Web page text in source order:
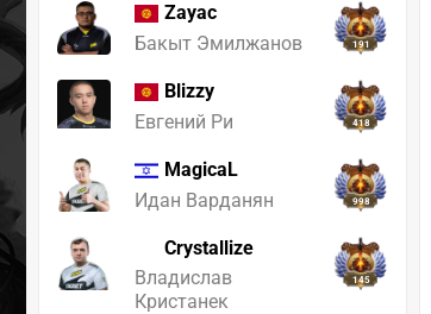
Zayac
Бакыт Эмилжанов
191
Blizzy
Евгений Ри
418
MagicaL
Идан Варданян
998
Crystallize
Владислав
Кристанек
145